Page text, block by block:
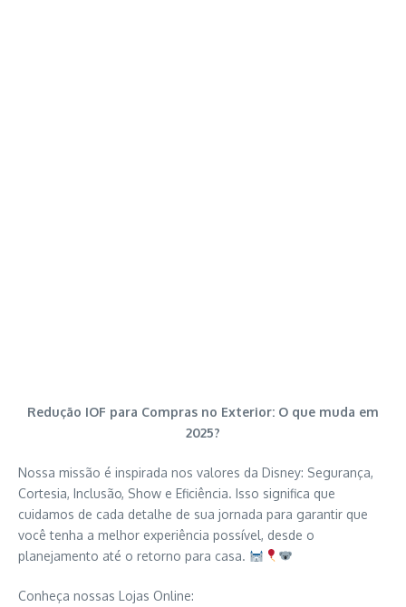
Redução IOF para Compras no Exterior: O que muda em
2025?
Nossa missão é inspirada nos valores da Disney: Segurança,
Cortesia, Inclusão, Show e Eficiência. Isso significa que
cuidamos de cada detalhe de sua jornada para garantir que
você tenha a melhor experiência possível, desde o
planejamento até o retorno para casa.
Conheça nossas Lojas Online: